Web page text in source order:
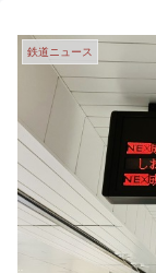
鉄道ニュース